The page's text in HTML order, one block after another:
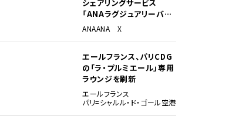
シェアリングサービス
「ANAラグジュアリーバッ
グ」開始
ANAANA X
エールフランス、パリCDG
の「ラ・プルミエール」専用
ラウンジを刷新
エールフランス
パリ=シャルル・ド・ゴール空港